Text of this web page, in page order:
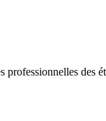
des